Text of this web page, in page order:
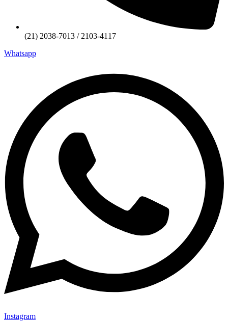
(21) 2038-7013 / 2103-4117
Whatsapp
Instagram